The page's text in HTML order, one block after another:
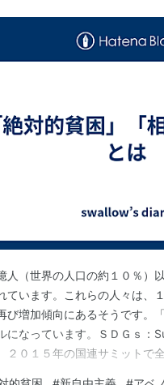
人（世界の人口の約１０％）
ています。これらの人々は、
び増加傾向にあるそうです。
になっています。ＳＤＧｓ
２０１５年の国連サミットで